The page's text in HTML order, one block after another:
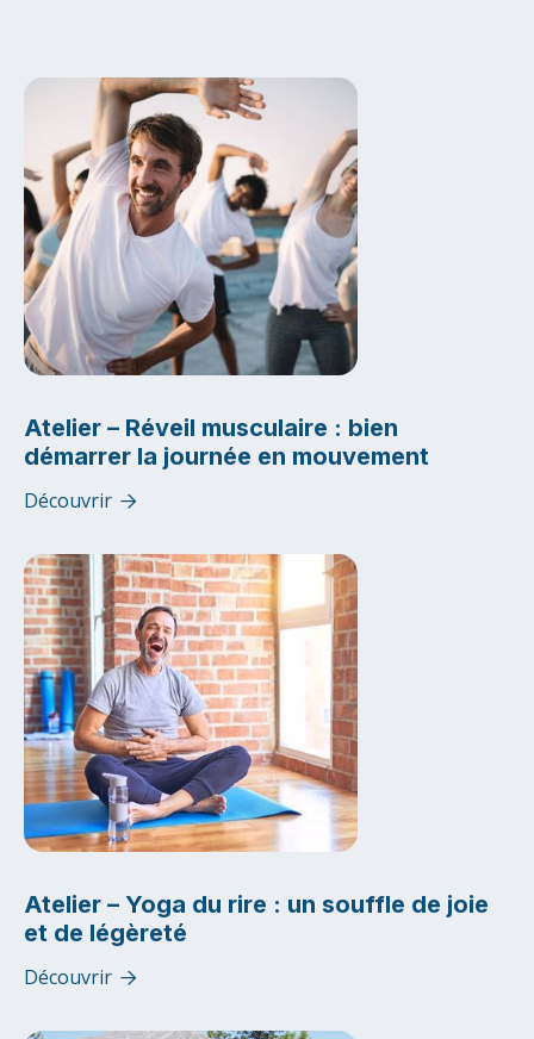
Atelier – Réveil musculaire : bien
démarrer la journée en mouvement
Découvrir 
Atelier – Yoga du rire : un souffle de joie
et de légèreté
Découvrir 